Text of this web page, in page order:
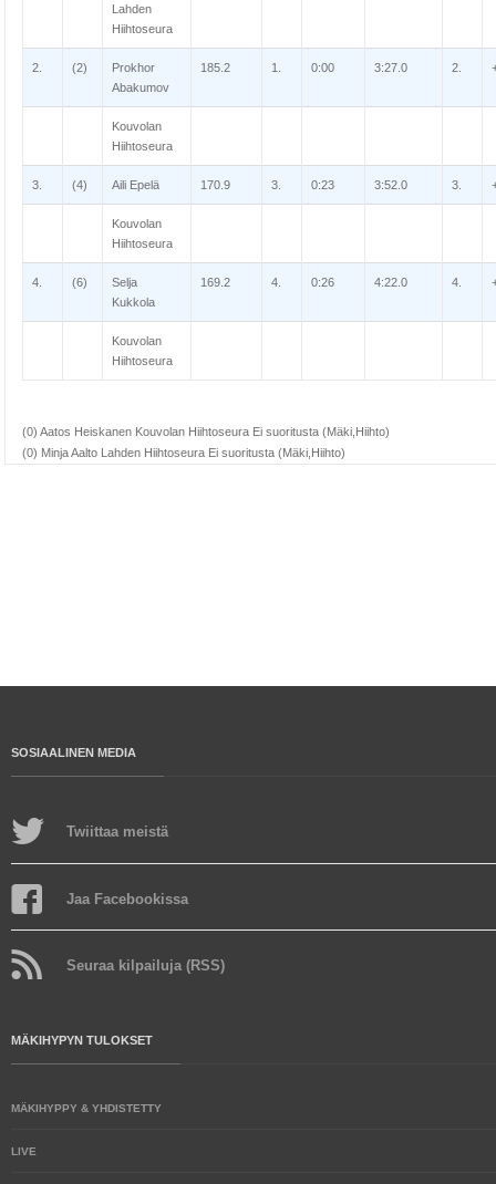
Lahden
Hiihtoseura
2. (2)
Prokhor
Abakumov
185.2 1. 0:00 3:27.0 2.
Kouvolan
Hiihtoseura
3. (4) Aili Epelä 170.9 3. 0:23 3:52.0 3.
Kouvolan
Hiihtoseura
4. (6)
Selja
Kukkola
169.2 4. 0:26 4:22.0 4.
Kouvolan
Hiihtoseura
(0) Aatos Heiskanen Kouvolan Hiihtoseura Ei suoritusta (Mäki,Hiihto)
(0) Minja Aalto Lahden Hiihtoseura Ei suoritusta (Mäki,Hiihto)
SOSIAALINEN MEDIA
Twiittaa meistä
Jaa Facebookissa
Seuraa kilpailuja (RSS)
MÄKIHYPYN TULOKSET
MÄKIHYPPY & YHDISTETTY
LIVE